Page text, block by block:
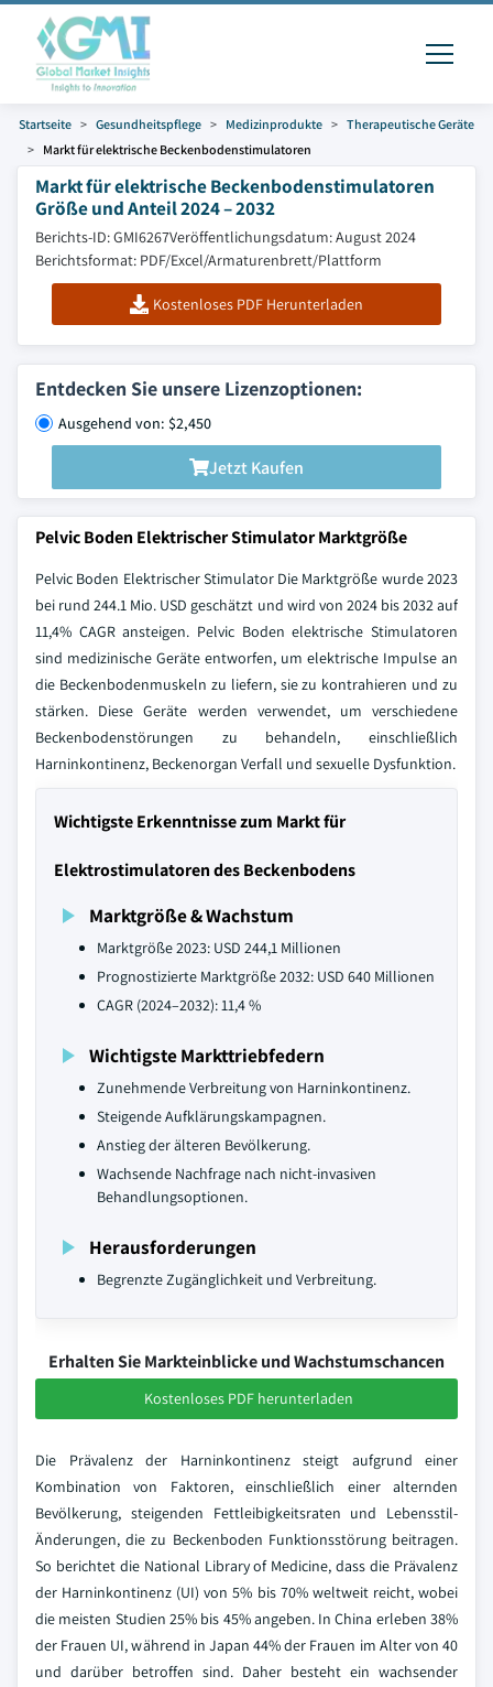
Startseite Gesundheitspflege Medizinprodukte
Therapeutische Geräte
Markt für elektrische Beckenbodenstimulatoren
Markt für elektrische Beckenbodenstimulatoren
Größe und Anteil 2024 – 2032
Berichts-ID: GMI6267Veröffentlichungsdatum: August 2024
Berichtsformat: PDF/Excel/Armaturenbrett/Plattform
Kostenloses PDF Herunterladen
Entdecken Sie unsere Lizenzoptionen:
Ausgehend von: $2,450
Jetzt Kaufen
Pelvic Boden Elektrischer Stimulator Marktgröße
Pelvic Boden Elektrischer Stimulator Die Marktgröße wurde 2023
bei rund 244.1 Mio. USD geschätzt und wird von 2024 bis 2032 auf
11,4% CAGR ansteigen. Pelvic Boden elektrische Stimulatoren
sind medizinische Geräte entworfen, um elektrische Impulse an
die Beckenbodenmuskeln zu liefern, sie zu kontrahieren und zu
stärken. Diese Geräte werden verwendet, um verschiedene
Beckenbodenstörungen zu behandeln, einschließlich
Harninkontinenz, Beckenorgan Verfall und sexuelle Dysfunktion.
Wichtigste Erkenntnisse zum Markt für
Elektrostimulatoren des Beckenbodens
Marktgröße & Wachstum
Marktgröße 2023: USD 244,1 Millionen
Prognostizierte Marktgröße 2032: USD 640 Millionen
CAGR (2024–2032): 11,4 %
Wichtigste Markttriebfedern
Zunehmende Verbreitung von Harninkontinenz.
Steigende Aufklärungskampagnen.
Anstieg der älteren Bevölkerung.
Wachsende Nachfrage nach nicht-invasiven
Behandlungsoptionen.
Herausforderungen
Begrenzte Zugänglichkeit und Verbreitung.
Erhalten Sie Markteinblicke und Wachstumschancen
Kostenloses PDF herunterladen
Die Prävalenz der Harninkontinenz steigt aufgrund einer
Kombination von Faktoren, einschließlich einer alternden
Bevölkerung, steigenden Fettleibigkeitsraten und Lebensstil-
Änderungen, die zu Beckenboden Funktionsstörung beitragen.
So berichtet die National Library of Medicine, dass die Prävalenz
der Harninkontinenz (UI) von 5% bis 70% weltweit reicht, wobei
die meisten Studien 25% bis 45% angeben. In China erleben 38%
der Frauen UI, während in Japan 44% der Frauen im Alter von 40
und darüber betroffen sind. Daher besteht ein wachsender